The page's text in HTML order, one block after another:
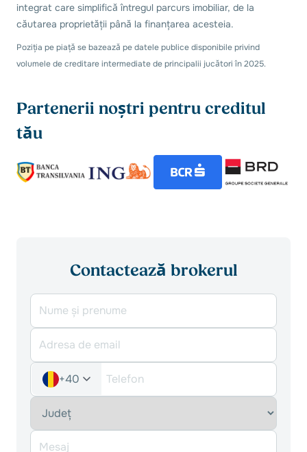
integrat care simplifică întregul parcurs imobiliar, de la
căutarea proprietății până la finanțarea acesteia.
Poziția pe piață se bazează pe datele publice disponibile privind
volumele de creditare intermediate de principalii jucători în 2025.
Partenerii noștri pentru creditul
tău
Contactează brokerul
+40